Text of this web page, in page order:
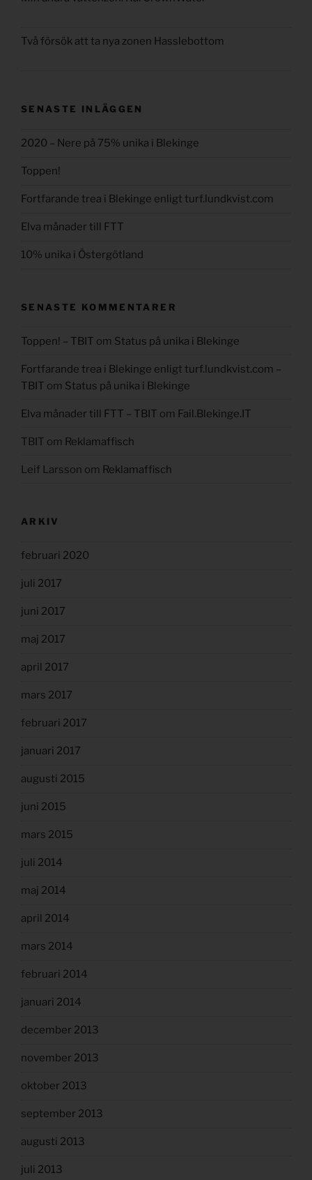
Två försök att ta nya zonen Hasslebottom
SENASTE INLÄGGEN
2020 – Nere på 75% unika i Blekinge
Toppen!
Fortfarande trea i Blekinge enligt turf.lundkvist.com
Elva månader till FTT
10% unika i Östergötland
SENASTE KOMMENTARER
Toppen! – TBIT om Status på unika i Blekinge
Fortfarande trea i Blekinge enligt turf.lundkvist.com –
TBIT om Status på unika i Blekinge
Elva månader till FTT – TBIT om Fail.Blekinge.IT
TBIT om Reklamaffisch
Leif Larsson om Reklamaffisch
ARKIV
februari 2020
juli 2017
juni 2017
maj 2017
april 2017
mars 2017
februari 2017
januari 2017
augusti 2015
juni 2015
mars 2015
juli 2014
maj 2014
april 2014
mars 2014
februari 2014
januari 2014
december 2013
november 2013
oktober 2013
september 2013
augusti 2013
juli 2013